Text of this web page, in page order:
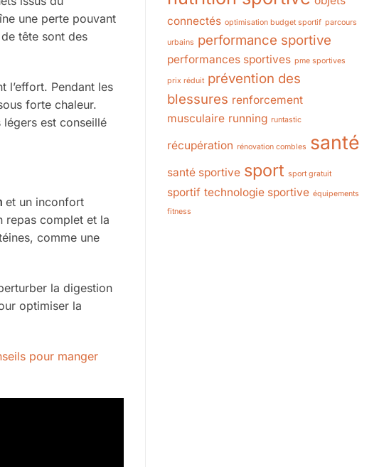
une perte pouvant
tête sont des
l’effort. Pendant les
forte chaleur.
légers est conseillé
et un inconfort
repas complet et la
comme une
la digestion
optimiser la
pour manger
connectés optimisation budget sportif parcours
urbains performance sportive
performances sportives pme sportives
prix réduit prévention des
blessures renforcement
musculaire running runtastic
récupération rénovation combles santé
santé sportive sport sport gratuit
sportif technologie sportive équipements
fitness